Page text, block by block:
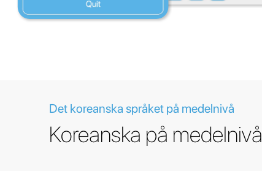
Det koreanska språket på medelnivå
Koreanska på medelnivå